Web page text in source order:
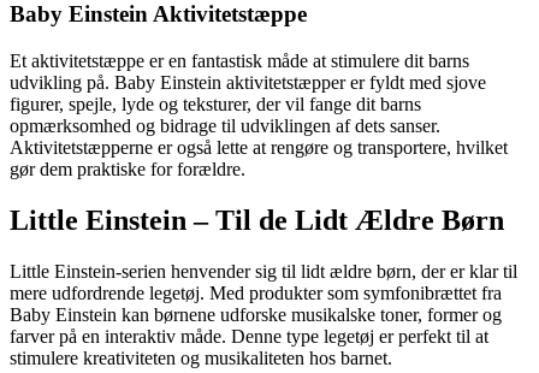
Baby Einstein Aktivitetstæppe
Et aktivitetstæppe er en fantastisk måde at stimulere dit barns
udvikling på. Baby Einstein aktivitetstæpper er fyldt med sjove
figurer, spejle, lyde og teksturer, der vil fange dit barns
opmærksomhed og bidrage til udviklingen af dets sanser.
Aktivitetstæpperne er også lette at rengøre og transportere, hvilket
gør dem praktiske for forældre.
Little Einstein – Til de Lidt Ældre Børn
Little Einstein-serien henvender sig til lidt ældre børn, der er klar til
mere udfordrende legetøj. Med produkter som symfonibrættet fra
Baby Einstein kan børnene udforske musikalske toner, former og
farver på en interaktiv måde. Denne type legetøj er perfekt til at
stimulere kreativiteten og musikaliteten hos barnet.